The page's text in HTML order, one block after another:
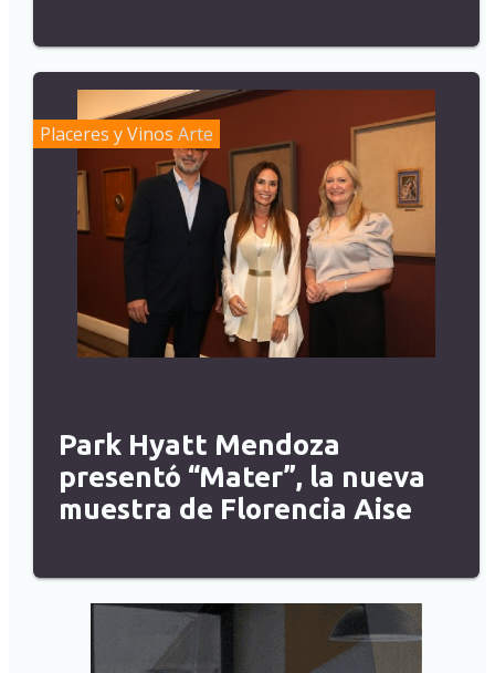
Placeres y Vinos Arte
Park Hyatt Mendoza
presentó “Mater”, la nueva
muestra de Florencia Aise